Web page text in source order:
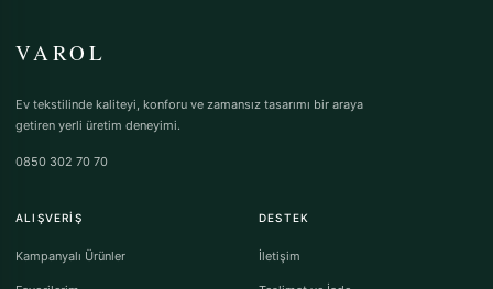
VAROL
Ev tekstilinde kaliteyi, konforu ve zamansız tasarımı bir araya
getiren yerli üretim deneyimi.
0850 302 70 70
ALIŞVERIŞ
Kampanyalı Ürünler
DESTEK
İletişim